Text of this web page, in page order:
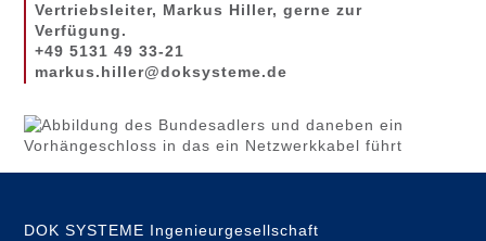
Vertriebsleiter, Markus Hiller, gerne zur
Verfügung.
+49 5131 49 33-21
markus.hiller@doksysteme.de
DOK SYSTEME Ingenieurgesellschaft